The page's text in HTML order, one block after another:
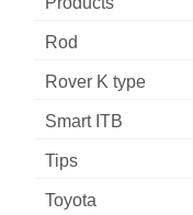
Rod
Rover K type
Smart ITB
Tips
Toyota